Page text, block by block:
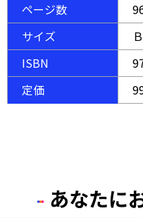
ページ数
サイズ
ISBN
定価
あなたに